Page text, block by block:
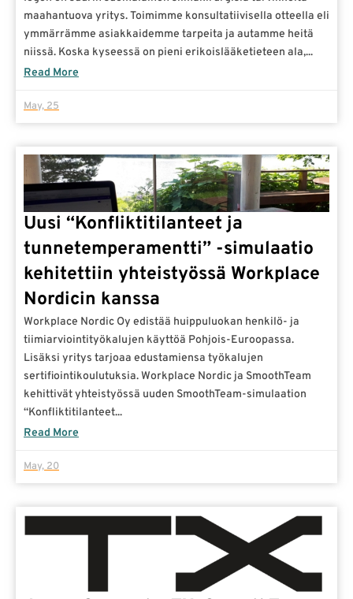
maahantuova yritys. Toimimme konsultatiivisella otteella eli
ymmärrämme asiakkaidemme tarpeita ja autamme heitä
niissä. Koska kyseessä on pieni erikoislääketieteen ala,...
Read More
May, 25
Uusi “Konfliktitilanteet ja
tunnetemperamentti” -simulaatio
kehitettiin yhteistyössä Workplace
Nordicin kanssa
Workplace Nordic Oy edistää huippuluokan henkilö- ja
tiimiarviointityökalujen käyttöä Pohjois-Euroopassa.
Lisäksi yritys tarjoaa edustamiensa työkalujen
sertifiointikoulutuksia. Workplace Nordic ja SmoothTeam
kehittivät yhteistyössä uuden SmoothTeam-simulaation
“Konfliktitilanteet...
Read More
May, 20